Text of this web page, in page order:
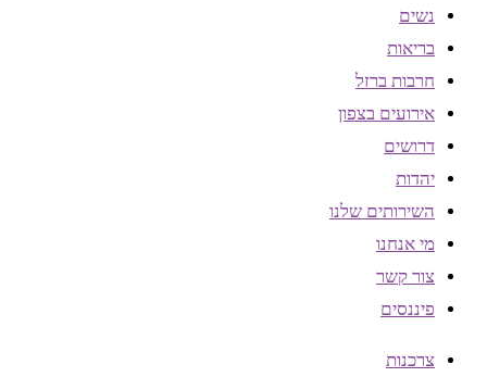
נשים
בריאות
חרבות ברזל
אירועים בצפון
דרושים
יהדות
השירותים שלנו
מי אנחנו
צור קשר
פיננסים
צרכנות